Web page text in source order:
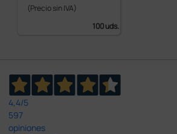
(Precio sin IVA)
100 uds.
4,4/5
597
opiniones